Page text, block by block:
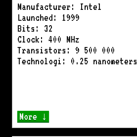
Manufacturer: Intel
Launched: 1999
Bits: 32
Clock: 400 MHz
Transistors: 9 500 000
Technologi: 0.25 nanometers
More ↓